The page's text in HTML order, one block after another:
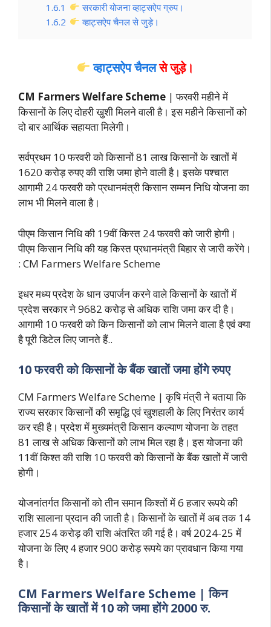
1.6.1
सरकारी योजना व्हाट्सऐप ग्रुप।
1.6.2
व्हाट्सऐप चैनल से जुड़े।
व्हाट्सऐप चैनलसे जुड़े।
CM Farmers Welfare Scheme | फरवरी महीने में
किसानों के लिए दोहरी खुशी मिलने वाली है। इस महीने किसानों को
दो बार आर्थिक सहायता मिलेगी।
सर्वप्रथम 10 फरवरी को किसानों 81 लाख किसानों के खातों में
1620 करोड़ रुपए की राशि जमा होने वाली है। इसके पश्चात
आगामी 24 फरवरी को प्रधानमंत्री किसान सम्मन निधि योजना का
लाभ भी मिलने वाला है।
पीएम किसान निधि की 19वीं किस्त 24 फरवरी को जारी होगी।
पीएम किसान निधि की यह किस्त प्रधानमंत्री बिहार से जारी करेंगे।
: CM Farmers Welfare Scheme
इधर मध्य प्रदेश के धान उपार्जन करने वाले किसानों के खातों में
प्रदेश सरकार ने 9682 करोड़ से अधिक राशि जमा कर दी है।
आगामी 10 फरवरी को किन किसानों को लाभ मिलने वाला है एवं क्या
है पूरी डिटेल लिए जानते हैं..
10 फरवरी को किसानों के बैंक खातों जमा होंगे रुपए
CM Farmers Welfare Scheme | कृषि मंत्री ने बताया कि
राज्य सरकार किसानों की समृद्धि एवं खुशहाली के लिए निरंतर कार्य
कर रही है। प्रदेश में मुख्यमंत्री किसान कल्याण योजना के तहत
81 लाख से अधिक किसानों को लाभ मिल रहा है। इस योजना की
11वीं किश्त की राशि 10 फरवरी को किसानों के बैंक खातों में जारी
होगी।
योजनांतर्गत किसानों को तीन समान किश्तों में 6 हजार रूपये की
राशि सालाना प्रदान की जाती है। किसानों के खातों में अब तक 14
हजार 254 करोड़ की राशि अंतरित की गई है। वर्ष 2024-25 में
योजना के लिए 4 हजार 900 करोड़ रूपये का प्रावधान किया गया
है।
CM Farmers Welfare Scheme | किन
किसानों के खातों में 10 को जमा होंगे 2000 रु.